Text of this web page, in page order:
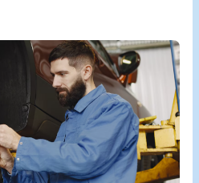
condiciones reales de
El Ministerio de
(MTC) y la
Terrestre de […]